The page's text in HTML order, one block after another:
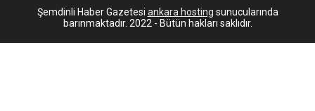
Şemdinli Haber Gazetesi ankara hosting sunucularında
barınmaktadır. 2022 - Bütün hakları saklıdır.